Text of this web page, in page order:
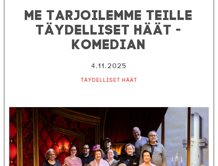
Me tarjoilemme teille
Täydelliset häät -
komedian
4.11.2025
Täydelliset häät